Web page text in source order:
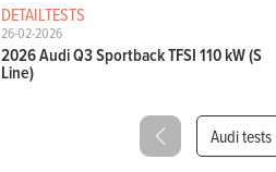
DETAILTESTS
26-02-2026
2026 Audi Q3 Sportback TFSI 110 kW (S
Line)
Audi tests